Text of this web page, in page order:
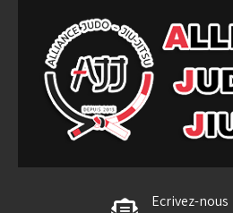
content
Alliance
Ecrivez-nous